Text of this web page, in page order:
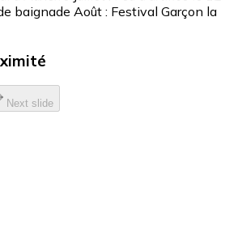
baignade Août : Festival Garçon la
Next slide